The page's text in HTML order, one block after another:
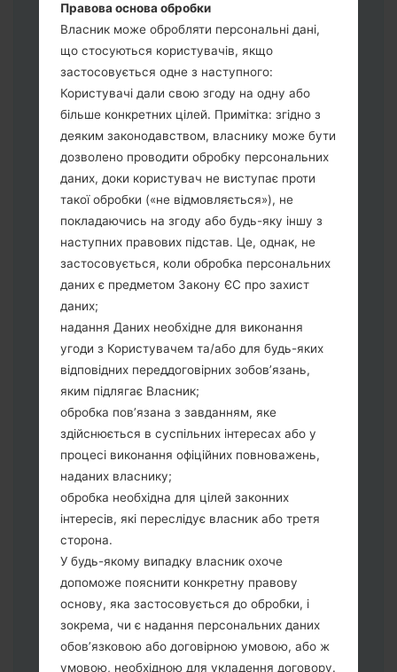
прошивки.
Вам потрібно 1 (Вибрати 1 файл
прошивки тут) або 5 (Вибрати 5 файл
прошивки тут) файлів для прошивки:
AP: "System & Recovery"
CP: "Modem & Radio"
CSC_***: "Country & Region & Operator"
HOME_CSC_***: "Country & Region &
Operator"
Додайте усі файли у програму Odin 3.
Якщо ви хочете прошити телефон та
скинути до заводських налаштувань
оберіть CSC_***, у іншому випадку
виберіть HOME_CSC_*** для
збереження Ваших даних.
Тепер вимкніть пристрій і увійдіть у
"Download" режим. Усі методи як це
зробити:
Натисніть та утримуйти клавіші:
живлення, збільшення гучності та Bixbi.
Натисніть та утримуйте клавіші:
зменшення та збільшення гучності.
Підключивши телефон до ПК
використовуючи USB кабель.
Натисніть та утримуйти клавіші:
живлення, збільшення гучності та
додому.
Підключіть USB кабель та натисніть
клавіші: зменшення звуку та Bixbi.
Натисніть та утримуйти клавіші:
живлення та збільшення гучності.
Правова основа обробки
Власник може обробляти персональні дані,
що стосуються користувачів, якщо
застосовується одне з наступного:
Користувачі дали свою згоду на одну або
більше конкретних цілей. Примітка: згідно з
деяким законодавством, власнику може бути
дозволено проводити обробку персональних
даних, доки користувач не виступає проти
такої обробки («не відмовляється»), не
покладаючись на згоду або будь-яку іншу з
наступних правових підстав. Це, однак, не
застосовується, коли обробка персональних
даних є предметом Закону ЄС про захист
даних;
надання Даних необхідне для виконання
угоди з Користувачем та/або для будь-яких
відповідних переддоговірних зобов’язань,
яким підлягає Власник;
обробка пов’язана з завданням, яке
здійснюється в суспільних інтересах або у
процесі виконання офіційних повноважень,
наданих власнику;
обробка необхідна для цілей законних
інтересів, які переслідує власник або третя
сторона.
У будь-якому випадку власник охоче
допоможе пояснити конкретну правову
основу, яка застосовується до обробки, і
зокрема, чи є надання персональних даних
обов’язковою або договірною умовою, або ж
умовою, необхідною для укладення договору.